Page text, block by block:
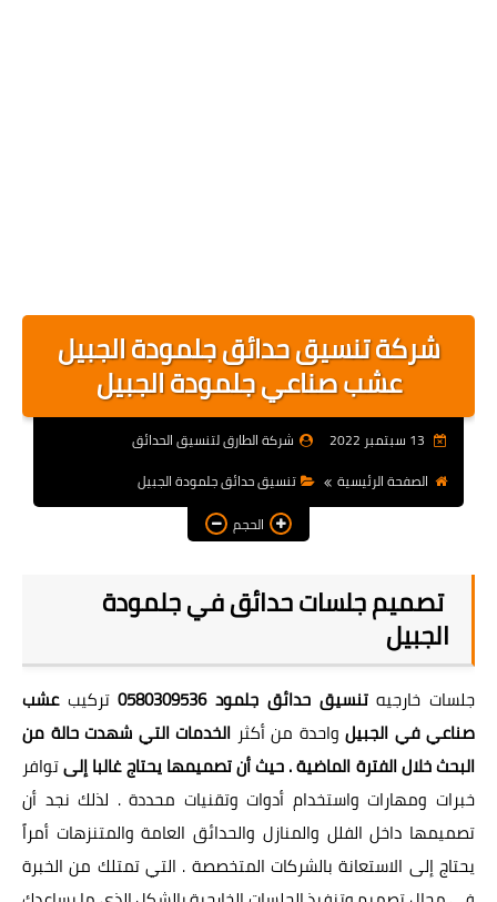
شركة تنسيق حدائق جلمودة الجبيل
عشب صناعي جلمودة الجبيل
شركة الطارق لتنسيق الحدائق
الصفحة الرئيسية
تنسيق حدائق جلمودة الجبيل
الحجم
تصميم جلسات حدائق في جلمودة
الجبيل
جلسات خارجيهتنسيق حدائق جلمود 0580309536 تركيبعشب
صناعي في الجبيل واحدة من أكثر الخدمات التي شهدت حالة من
البحث خلال الفترة الماضية . حيث أن تصميمها يحتاج غالبا إلىتوافر
خبرات ومهارات واستخدام أدوات وتقنيات محددة . لذلك نجد أن
تصميمها داخل الفلل والمنازل والحدائق العامة والمتنزهات أمراً
يحتاج إلى الاستعانة بالشركات المتخصصة . التي تمتلك من الخبرة